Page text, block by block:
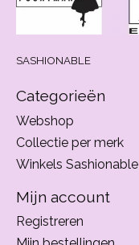
SASHIONABLE
Categorieën
Webshop
Collectie per merk
Winkels Sashionable
Mijn account
Registreren